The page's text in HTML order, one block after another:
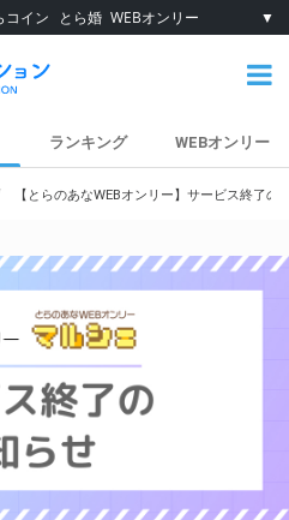
コイン とら婚 WEBオンリー ▼
ランキング WEBオンリー
【とらのあなWEBオンリー】サービス終了の